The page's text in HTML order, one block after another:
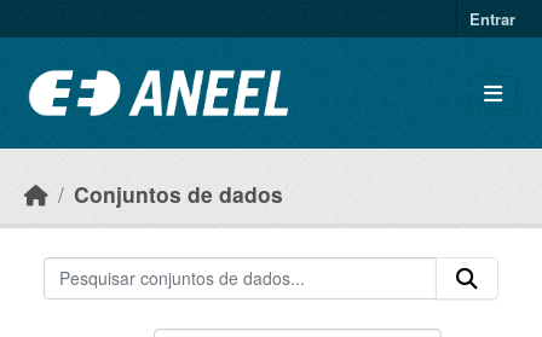
Entrar
Conjuntos de dados